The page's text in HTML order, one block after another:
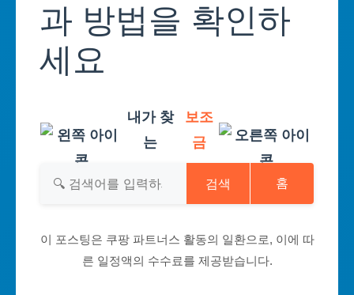
과 방법을 확인하
세요
내가 찾
는
보조
금
검색 홈
이 포스팅은 쿠팡 파트너스 활동의 일환으로, 이에 따
른 일정액의 수수료를 제공받습니다.